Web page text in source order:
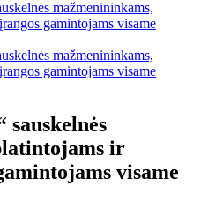
sauskelnės
ir
visame